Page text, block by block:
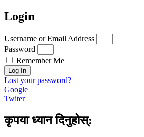
Login
Username or Email Address
Password
Remember Me
Log In
Lost your password?
Google
Twiter
कृपया ध्यान दिनुहोस्: